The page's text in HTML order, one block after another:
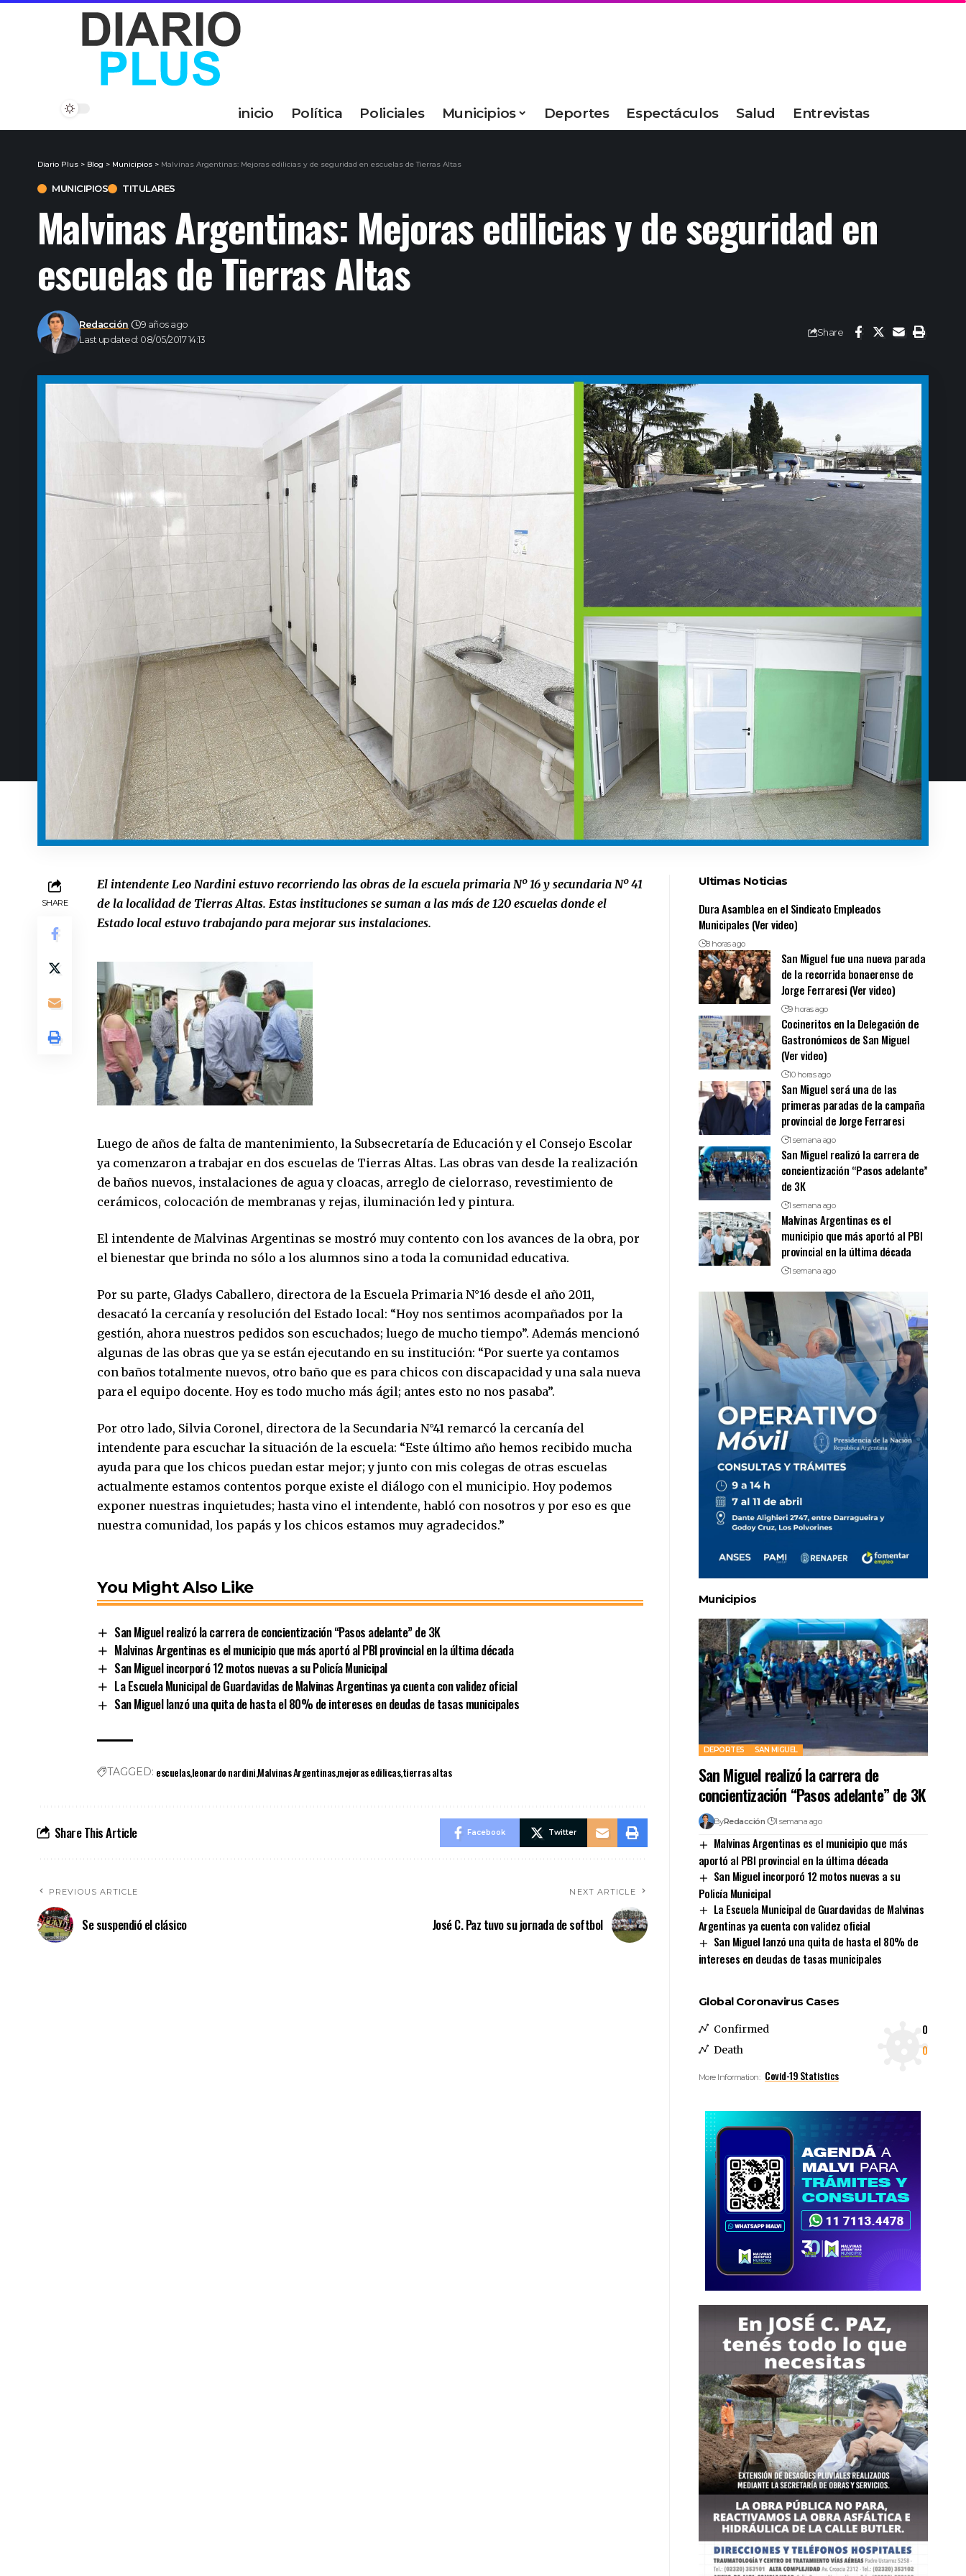
inicio Política Policiales Municipios Deportes Espectáculos Salud Entrevistas
Diario Plus > Blog > Municipios > Malvinas Argentinas: Mejoras edilicias y de seguridad en escuelas de Tierras Altas
MUNICIPIOS TITULARES
Malvinas Argentinas: Mejoras edilicias y de seguridad en
escuelas de Tierras Altas
Last updated: 08/05/2017 14:13
Redacción 9 años ago
Share
SHARE
El intendente Leo Nardini estuvo recorriendo las obras de la escuela primaria Nº 16 y secundaria Nº 41
de la localidad de Tierras Altas. Estas instituciones se suman a las más de 120 escuelas donde el
Estado local estuvo trabajando para mejorar sus instalaciones.
Luego de años de falta de mantenimiento, la Subsecretaría de Educación y el Consejo Escolar
ya comenzaron a trabajar en dos escuelas de Tierras Altas. Las obras van desde la realización
de baños nuevos, instalaciones de agua y cloacas, arreglo de cielorraso, revestimiento de
cerámicos, colocación de membranas y rejas, iluminación led y pintura.
El intendente de Malvinas Argentinas se mostró muy contento con los avances de la obra, por
el bienestar que brinda no sólo a los alumnos sino a toda la comunidad educativa.
Por su parte, Gladys Caballero, directora de la Escuela Primaria N°16 desde el año 2011,
desacató la cercanía y resolución del Estado local: “Hoy nos sentimos acompañados por la
gestión, ahora nuestros pedidos son escuchados; luego de mucho tiempo”. Además mencionó
algunas de las obras que ya se están ejecutando en su institución: “Por suerte ya contamos
con baños totalmente nuevos, otro baño que es para chicos con discapacidad y una sala nueva
para el equipo docente. Hoy es todo mucho más ágil; antes esto no nos pasaba”.
Por otro lado, Silvia Coronel, directora de la Secundaria N°41 remarcó la cercanía del
intendente para escuchar la situación de la escuela: “Este último año hemos recibido mucha
ayuda para que los chicos puedan estar mejor; y junto con mis colegas de otras escuelas
actualmente estamos contentos porque existe el diálogo con el municipio. Hoy podemos
exponer nuestras inquietudes; hasta vino el intendente, habló con nosotros y por eso es que
nuestra comunidad, los papás y los chicos estamos muy agradecidos.”
You Might Also Like
San Miguel realizó la carrera de concientización “Pasos adelante” de 3K
Malvinas Argentinas es el municipio que más aportó al PBI provincial en la última década
San Miguel incorporó 12 motos nuevas a su Policía Municipal
La Escuela Municipal de Guardavidas de Malvinas Argentinas ya cuenta con validez oficial
San Miguel lanzó una quita de hasta el 80% de intereses en deudas de tasas municipales
TAGGED: escuelasleonardo nardiniMalvinas Argentinasmejoras edilicastierras altas
Share This Article Facebook Twitter
PREVIOUS ARTICLE
Se suspendió el clásico
NEXT ARTICLE
José C. Paz tuvo su jornada de softbol
Ultimas Noticias
Dura Asamblea en el Sindicato Empleados
Municipales (Ver video)
8 horas ago
San Miguel fue una nueva parada
de la recorrida bonaerense de
Jorge Ferraresi (Ver video)
9 horas ago
Cocineritos en la Delegación de
Gastronómicos de San Miguel
(Ver video)
10 horas ago
San Miguel será una de las
primeras paradas de la campaña
provincial de Jorge Ferraresi
1 semana ago
San Miguel realizó la carrera de
concientización “Pasos adelante”
de 3K
1 semana ago
Malvinas Argentinas es el
municipio que más aportó al PBI
provincial en la última década
1 semana ago
Municipios
DEPORTES SAN MIGUEL
San Miguel realizó la carrera de
concientización “Pasos adelante” de 3K
ByRedacción 1 semana ago
Malvinas Argentinas es el municipio que más
aportó al PBI provincial en la última década
San Miguel incorporó 12 motos nuevas a su
Policía Municipal
La Escuela Municipal de Guardavidas de Malvinas
Argentinas ya cuenta con validez oficial
San Miguel lanzó una quita de hasta el 80% de
intereses en deudas de tasas municipales
Global Coronavirus Cases
Confirmed 0
Death 0
More Information: Covid-19 Statistics